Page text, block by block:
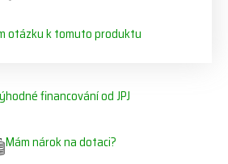
otázku k tomuto produktu
financování od JPJ
Mám nárok na dotaci?